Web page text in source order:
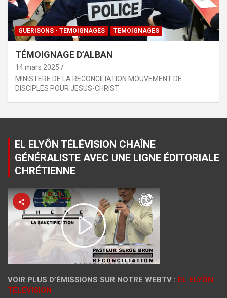
GUERISONS - TEMOIGNAGES TEMOIGNAGES
TÉMOIGNAGE D’ALBAN
14 mars 2025
MINISTERE DE LA RECONCILIATION MOUVEMENT DE
DISCIPLES POUR JESUS-CHRIST
EL ELYÔN TÉLÉVISION CHAÎNE
GÉNÉRALISTE AVEC UNE LIGNE ÉDITORIALE
CHRÉTIENNE
VOIR PLUS D’ÉMISSIONS SUR NOTRE WEBTV : EL ELYÔN
TÉLÉVISION